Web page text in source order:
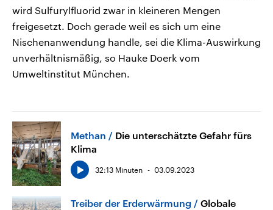
wird Sulfurylfluorid zwar in kleineren Mengen
freigesetzt. Doch gerade weil es sich um eine
Nischenanwendung handle, sei die Klima-Auswirkung
unverhältnismäßig, so Hauke Doerk vom
Umweltinstitut München.
Methan
Die unterschätzte Gefahr fürs
Klima
32:13 Minuten 03.09.2023
Treiber der Erderwärmung
Globale